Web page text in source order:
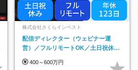
株式会社さくらインベスト
配信ディレクター（ウェビナー運
営）／フルリモートOK／土日祝休み
400～600万円